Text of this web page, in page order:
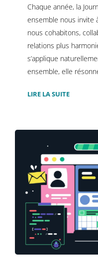
Chaque année, la
ensemble nous invite
nous cohabitons,
relations plus
s’applique
ensemble, elle
LIRE LA SUITE
Refonte
grandes
outil